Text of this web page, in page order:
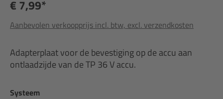
€ 7,99*
Aanbevolen verkoopprijs incl. btw, excl. verzendkosten
Adapterplaat voor de bevestiging op de accu aan
ontlaadzijde van de TP 36 V accu.
Selecteer
Systeem